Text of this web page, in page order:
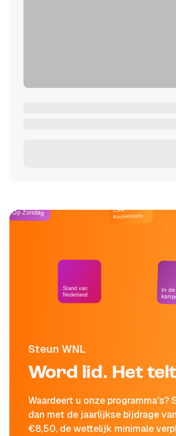
Steun WNL
Word lid. Het
Waardeert u onze programma's?
dan met de jaarlijkse bijdrage
€8,50, de wettelijk minimale
Op Zondag
Stand van
Nederland
Café
Kockelmann
In de